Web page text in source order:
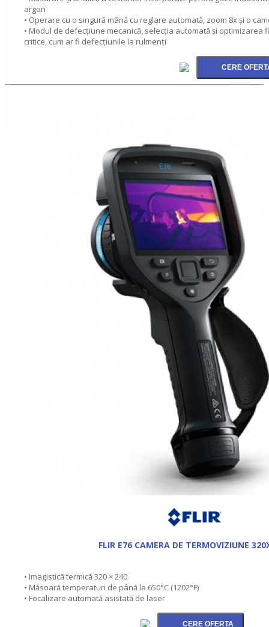
argon
• Operare cu o singură mână cu reglare automată, zoom 8x și o
• Modul de defecțiune mecanică, selecția automată și
critice, cum ar fi defecțiunile la rulmenți
FLIR E76 CAMERA DE TERMOVIZIUNE
• Imagistică termică 320 × 240
• Măsoară temperaturi de până la 650°C (1202°F)
• Focalizare automată asistată de laser